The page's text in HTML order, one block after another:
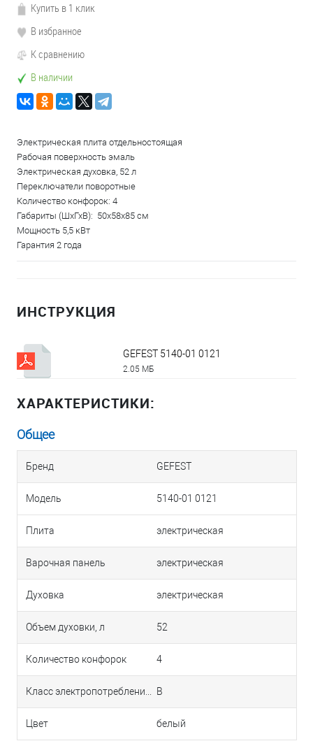
Купить в 1 клик
В избранное
К сравнению
В наличии
Электрическая плита отдельностоящая
Рабочая поверхность эмаль
Электрическая духовка, 52 л
Переключатели поворотные
Количество конфорок: 4
Габариты (ШхГхВ): 50x58x85 см
Мощность 5,5 кВт
Гарантия 2 года
ИНСТРУКЦИЯ
GEFEST 5140-01 0121
2.05 МБ
ХАРАКТЕРИСТИКИ:
Общее
Бренд GEFEST
Модель 5140-01 0121
Плита электрическая
Варочная панель электрическая
Духовка электрическая
Объем духовки, л 52
Количество конфорок 4
Класс электропотребления B
Цвет белый